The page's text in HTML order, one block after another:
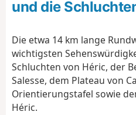
und die
Die etwa 14 km lange
wichtigsten
Schluchten von Héric, der
Salesse, dem Plateau von
Orientierungstafel sowie
Héric.